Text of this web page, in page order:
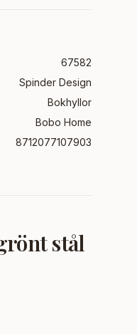
67582
Spinder Design
Bokhyllor
Bobo Home
8712077107903
stål